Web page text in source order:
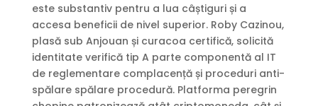
este substantiv pentru a lua câștiguri și a
accesa beneficii de nivel superior. Roby Cazinou,
plasă sub Anjouan și curacoa certifică, solicită
identitate verifică tip A parte componentă al IT
de reglementare complacență și proceduri anti-
spălare spălare procedură. Platforma peregrin